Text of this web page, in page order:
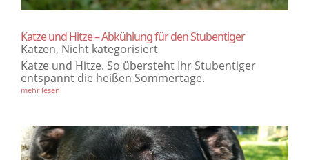
Katze und Hitze – Abkühlung für den Stubentiger
Katzen, Nicht kategorisiert
Katze und Hitze. So übersteht Ihr Stubentiger
entspannt die heißen Sommertage.
mehr lesen